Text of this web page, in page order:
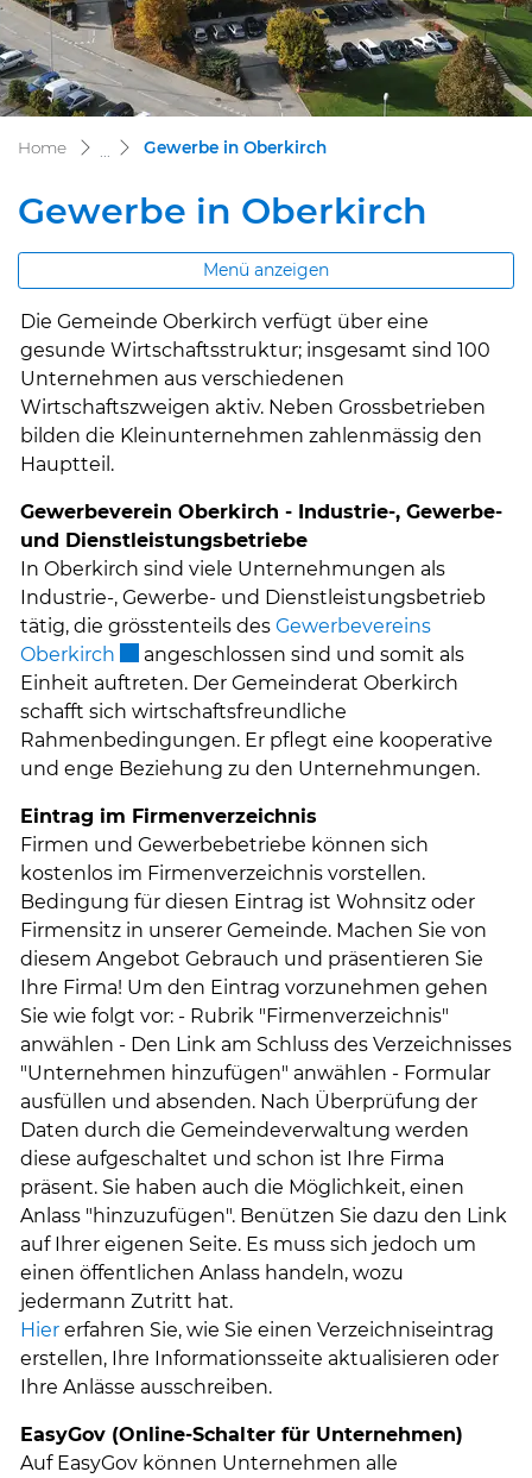
Home Gewerbe in Oberkirch(ausgewählt)
Gewerbe in Oberkirch
Menü anzeigen
Die Gemeinde Oberkirch verfügt über eine
gesunde Wirtschaftsstruktur; insgesamt sind 100
Unternehmen aus verschiedenen
Wirtschaftszweigen aktiv. Neben Grossbetrieben
bilden die Kleinunternehmen zahlenmässig den
Hauptteil.
Gewerbeverein Oberkirch - Industrie-, Gewerbe-
und Dienstleistungsbetriebe
In Oberkirch sind viele Unternehmungen als
Industrie-, Gewerbe- und Dienstleistungsbetrieb
tätig, die grösstenteils des Gewerbevereins
Oberkirch Externer Link wird in einem neuen Fenster
angeschlossen sind und somit als
Einheit auftreten. Der Gemeinderat Oberkirch
schafft sich wirtschaftsfreundliche
Rahmenbedingungen. Er pflegt eine kooperative
und enge Beziehung zu den Unternehmungen.
Eintrag im Firmenverzeichnis
Firmen und Gewerbebetriebe können sich
kostenlos im Firmenverzeichnis vorstellen.
Bedingung für diesen Eintrag ist Wohnsitz oder
Firmensitz in unserer Gemeinde. Machen Sie von
diesem Angebot Gebrauch und präsentieren Sie
Ihre Firma! Um den Eintrag vorzunehmen gehen
Sie wie folgt vor: - Rubrik "Firmenverzeichnis"
anwählen - Den Link am Schluss des Verzeichnisses
"Unternehmen hinzufügen" anwählen - Formular
ausfüllen und absenden. Nach Überprüfung der
Daten durch die Gemeindeverwaltung werden
diese aufgeschaltet und schon ist Ihre Firma
präsent. Sie haben auch die Möglichkeit, einen
Anlass "hinzuzufügen". Benützen Sie dazu den Link
auf Ihrer eigenen Seite. Es muss sich jedoch um
einen öffentlichen Anlass handeln, wozu
jedermann Zutritt hat.
Hier erfahren Sie, wie Sie einen Verzeichniseintrag
erstellen, Ihre Informationsseite aktualisieren oder
Ihre Anlässe ausschreiben.
EasyGov (Online-Schalter für Unternehmen)
Auf EasyGov können Unternehmen alle